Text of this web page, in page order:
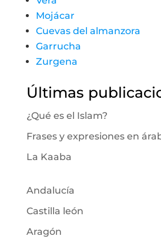
Mojácar
Cuevas del almanzora
Garrucha
Zurgena
Últimas
¿Qué es el Islam?
Frases y expresiones en
La Kaaba
Andalucía
Castilla león
Aragón